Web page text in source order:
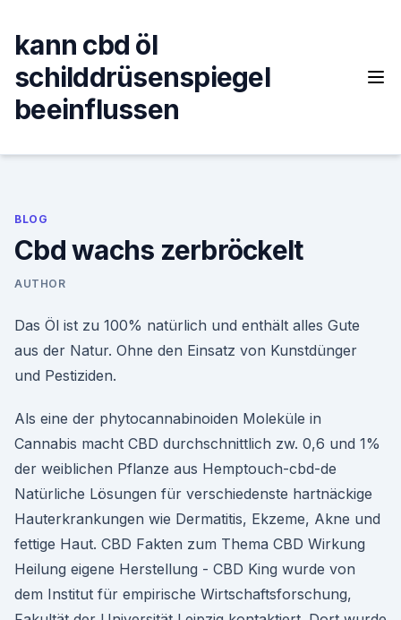
content
kann cbd öl
schilddrüsenspiegel
beeinflussen
BLOG
Cbd wachs zerbröckelt
AUTHOR
Das Öl ist zu 100% natürlich und enthält alles Gute
aus der Natur. Ohne den Einsatz von Kunstdünger
und Pestiziden.
Als eine der phytocannabinoiden Moleküle in
Cannabis macht CBD durchschnittlich zw. 0,6 und 1%
der weiblichen Pflanze aus Hemptouch-cbd-de
Natürliche Lösungen für verschiedenste hartnäckige
Hauterkrankungen wie Dermatitis, Ekzeme, Akne und
fettige Haut. CBD Fakten zum Thema CBD Wirkung
Heilung eigene Herstellung - CBD King wurde von
dem Institut für empirische Wirtschaftsforschung,